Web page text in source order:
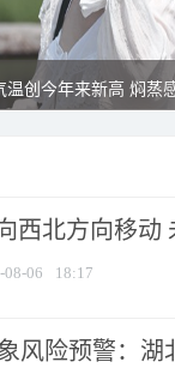
温创今年来新高 焖蒸
西北方向移动
08-06 18:17
风险预警：湖